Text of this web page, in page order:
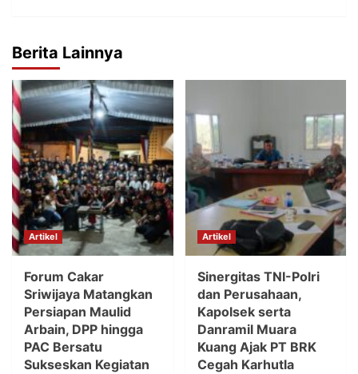
Berita Lainnya
Artikel
Forum Cakar
Sriwijaya Matangkan
Persiapan Maulid
Arbain, DPP hingga
PAC Bersatu
Sukseskan Kegiatan
Artikel
Sinergitas TNI-Polri
dan Perusahaan,
Kapolsek serta
Danramil Muara
Kuang Ajak PT BRK
Cegah Karhutla